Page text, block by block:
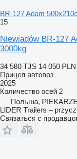
BR-127 Adam
15
Niewiadów BR-127
3000kg
34 580 TJS 14 050 PLN
Прицеп автовоз
2025
Количество осей 2
Польша,
LIDER Trailers –
Связаться с